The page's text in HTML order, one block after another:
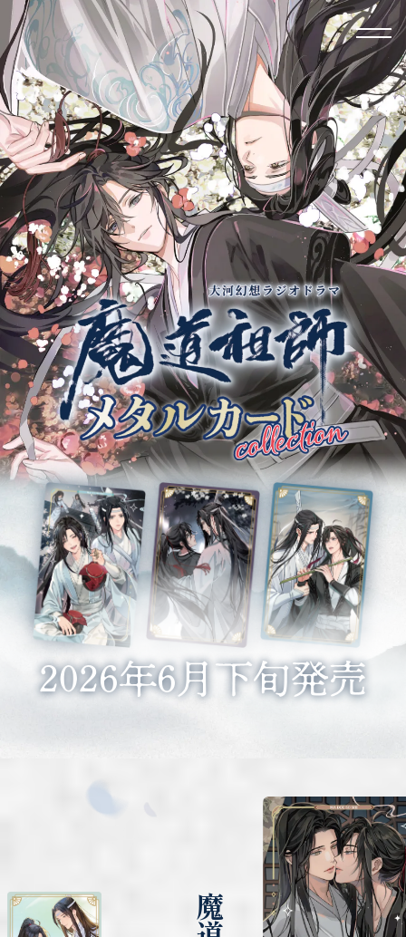
トップ
カード紹介
カード一覧
スーパーレアカード
レアカード
ノーマルカード
商品情報
2026年6月下旬発売